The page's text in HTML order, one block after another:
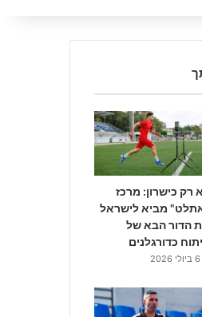
רק כישרון: מרכז
מביא לישראל
הדור הבא של
כדורגלנים
6 ביולי 2026